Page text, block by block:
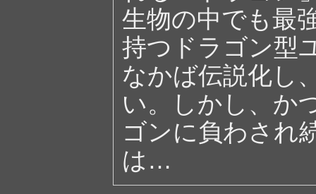
生物の中でも最
持つドラゴン型
なかば伝説化し
い。しかし、か
ゴンに負わされ
は…